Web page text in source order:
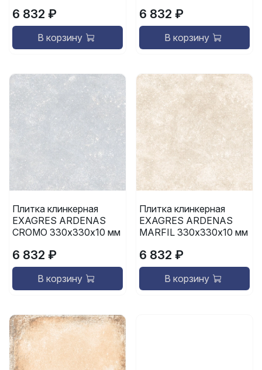
6 832 ₽
В корзину
6 832 ₽
В корзину
Плитка клинкерная
EXAGRES ARDENAS
CROMO 330х330х10 мм
6 832 ₽
В корзину
Плитка клинкерная
EXAGRES ARDENAS
MARFIL 330х330х10 мм
6 832 ₽
В корзину